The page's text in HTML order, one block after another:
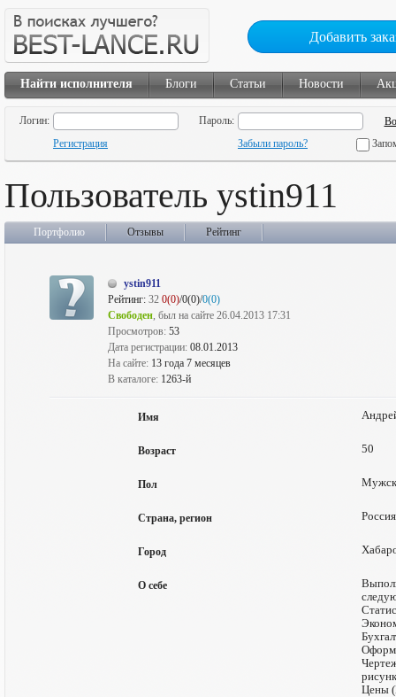
Добавить
Найти исполнителя Блоги Статьи Новости
Логин:
Пароль:
Регистрация
Забыли пароль?
Пользователь ystin911
Портфолио Отзывы Рейтинг
ystin911
Рейтинг: 32 0(0)/0(0)/0(0)
Свободен, был на сайте 26.04.2013 17:31
Просмотров: 53
Дата регистрации: 08.01.2013
На сайте: 13 года 7 месяцев
В каталоге: 1263-й
Имя
Возраст 50
Пол
Страна, регион
Город
О себе
Цены